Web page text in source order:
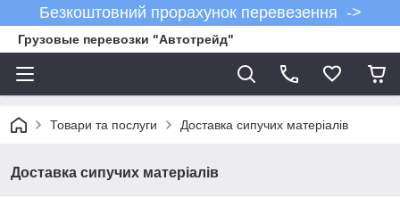
Безкоштовний прорахунок перевезення ->
Грузовые перевозки "Автотрейд"
Товари та послуги Доставка сипучих матеріалів
Доставка сипучих матеріалів